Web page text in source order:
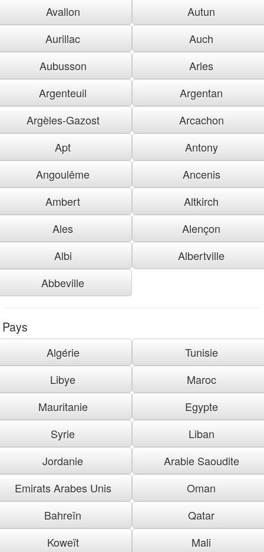
Avallon
Autun
Aurillac
Auch
Aubusson
Arles
Argenteuil
Argentan
Argèles-Gazost
Arcachon
Apt
Antony
Angoulême
Ancenis
Ambert
Altkirch
Ales
Alençon
Albi
Albertville
Abbeville
Pays
Algérie
Tunisie
Libye
Maroc
Mauritanie
Egypte
Syrie
Liban
Jordanie
Arabie Saoudite
Emirats Arabes Unis
Oman
Bahreïn
Qatar
Koweït
Mali